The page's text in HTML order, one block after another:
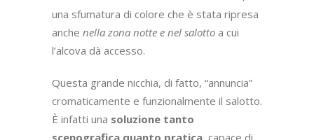
rendere l’ingresso più
spettacolare sulla Valbelluna, la nicchia in
rovere naturale
rivestita da una